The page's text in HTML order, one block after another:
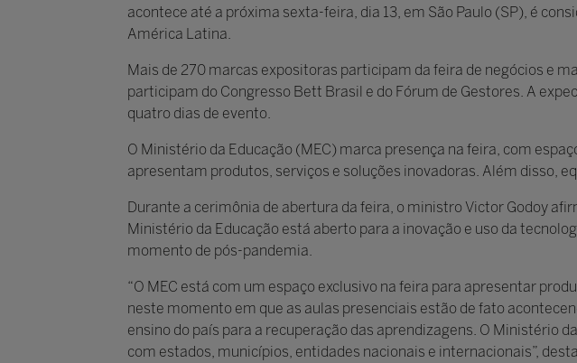
acontece até a próxima sexta-feira, dia 13, em São Paulo (SP), é
América Latina.
Mais de 270 marcas expositoras participam da feira de negócios e
participam do Congresso Bett Brasil e do Fórum de Gestores. A
quatro dias de evento.
O Ministério da Educação (MEC) marca presença na feira, com
apresentam produtos, serviços e soluções inovadoras. Além disso,
Durante a cerimônia de abertura da feira, o ministro Victor Godoy
Ministério da Educação está aberto para a inovação e uso da
momento de pós-pandemia.
“O MEC está com um espaço exclusivo na feira para apresentar
neste momento em que as aulas presenciais estão de fato
ensino do país para a recuperação das aprendizagens. O Ministério
com estados, municípios, entidades nacionais e internacionais”,